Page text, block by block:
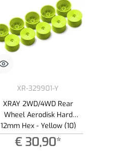
XR-329901-Y
XRAY 2WD/4WD Rear
Wheel Aerodisk Hard
12mm Hex - Yellow (10)
€ 30,90*